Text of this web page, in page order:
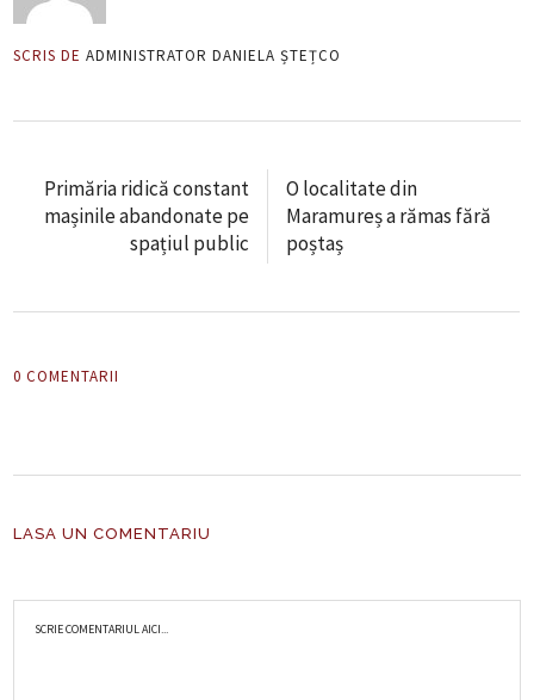
SCRIS DE ADMINISTRATOR DANIELA ȘTEȚCO
Primăria ridică constant
mașinile abandonate pe
spațiul public
O localitate din
Maramureș a rămas fără
poștaș
0 COMENTARII
LASA UN COMENTARIU